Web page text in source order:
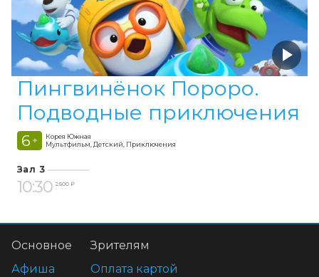
Пингвинёнок Пороро.
Подводные приключения
6 +
Корея Южная
Мультфильм, Детский, Приключения
Зал 3
10:30 2 500 ₽
Основное
Афиша
Зрителям
Оплата картой